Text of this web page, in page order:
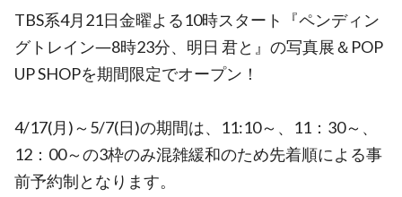
TBS系4月21日金曜よる10時スタート『ペンディン
グトレイン―8時23分、明日 君と』の写真展＆POP
UP SHOPを期間限定でオープン！
4/17(月)～5/7(日)の期間は、11:10～、11：30～、
12：00～の3枠のみ混雑緩和のため先着順による事
前予約制となります。